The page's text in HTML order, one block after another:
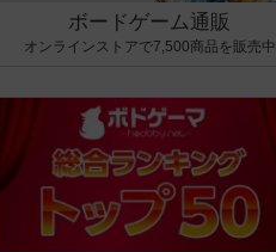
ボードゲーム通販
オンラインストアで7,500商品を販売中